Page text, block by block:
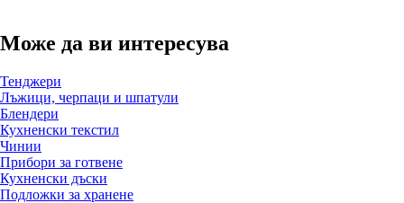
Може да ви интересува
Тенджери
Лъжици, черпаци и шпатули
Блендери
Кухненски текстил
Чинии
Прибори за готвене
Кухненски дъски
Подложки за хранене